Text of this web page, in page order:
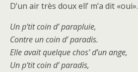
D’un air très doux ell’ m’a dit «oui».
Un p’tit coin d’ parapluie,
Contre un coin d’ paradis.
Elle avait quelque chos’ d’un ange,
Un p’tit coin d’ paradis,